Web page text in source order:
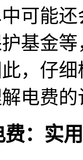
可能
基金
，仔
电费
：实